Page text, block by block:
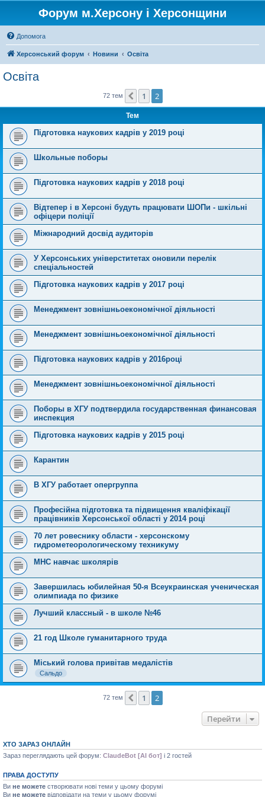
Форум м.Херсону і Херсонщини
Допомога
Херсонський форум Новини Освіта
Освіта
72 тем Поперед.
1 2
Тем
Підготовка наукових кадрів у 2019 році
Школьные поборы
Підготовка наукових кадрів у 2018 році
Відтепер і в Херсоні будуть працювати ШОПи - шкільні
офіцери поліції
Міжнародний досвід аудиторів
У Херсонських універститетах оновили перелік
спеціальностей
Підготовка наукових кадрів у 2017 році
Менеджмент зовнішньоекономічної діяльності
Менеджмент зовнішньоекономічної діяльності
Підготовка наукових кадрів у 2016році
Менеджмент зовнішньоекономічної діяльності
Поборы в ХГУ подтвердила государственная финансовая
инспекция
Підготовка наукових кадрів у 2015 році
Карантин
В ХГУ работает опергруппа
Професійна підготовка та підвищення кваліфікації
працівників Херсонської області у 2014 році
70 лет ровеснику области - херсонскому
гидрометеорологическому техникуму
МНС навчає школярів
Завершилась юбилейная 50-я Всеукраинская ученическая
олимпиада по физике
Лучший классный - в школе №46
21 год Школе гуманитарного труда
Міський голова привітав медалістів
Сальдо
72 тем Поперед.
1
2
Перейти
ХТО ЗАРАЗ ОНЛАЙН
Зараз переглядають цей форум: ClaudeBot [AI бот] і 2 гостей
ПРАВА ДОСТУПУ
Ви не можете створювати нові теми у цьому форумі
Ви не можете відповідати на теми у цьому форумі